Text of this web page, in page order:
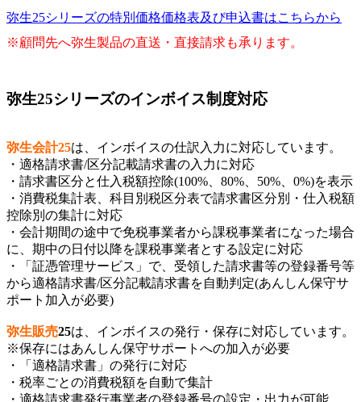
弥生25シリーズの特別価格価格表及び申込書はこちらから
※顧問先へ弥生製品の直送・直接請求も承ります。
弥生25シリーズのインボイス制度対応
弥生会計25は、インボイスの仕訳入力に対応しています。
・適格請求書/区分記載請求書の入力に対応
・請求書区分と仕入税額控除(100%、80%、50%、0%)を表示
・消費税集計表、科目別税区分表で請求書区分別・仕入税額
控除別の集計に対応
・会計期間の途中で免税事業者から課税事業者になった場合
に、期中の日付以降を課税事業者とする設定に対応
・「証憑管理サービス」で、受領した請求書等の登録番号等
から適格請求書/区分記載請求書を自動判定(あんしん保守サ
ポート加入が必要)
弥生販売25は、インボイスの発行・保存に対応しています。
※保存にはあんしん保守サポートへの加入が必要
・「適格請求書」の発行に対応
・税率ごとの消費税額を自動で集計